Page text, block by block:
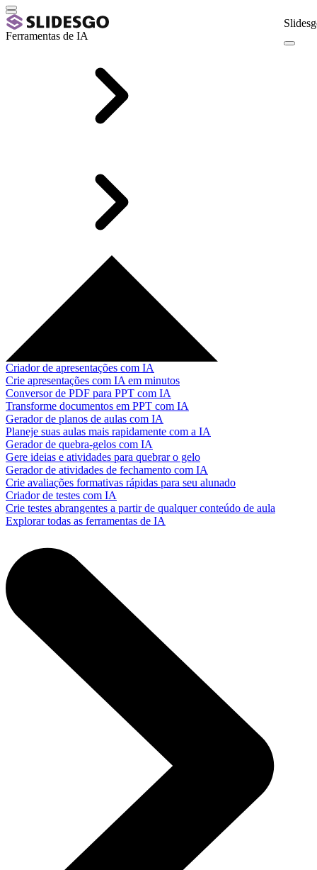
Ferramentas de IA
Criador de apresentações com IA
Crie apresentações com IA em minutos
Conversor de PDF para PPT com IA
Transforme documentos em PPT com IA
Gerador de planos de aulas com IA
Planeje suas aulas mais rapidamente com a IA
Gerador de quebra-gelos com IA
Gere ideias e atividades para quebrar o gelo
Gerador de atividades de fechamento com IA
Crie avaliações formativas rápidas para seu alunado
Criador de testes com IA
Crie testes abrangentes a partir de qualquer conteúdo de aula
Explorar todas as ferramentas de IA